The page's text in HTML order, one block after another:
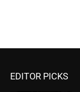
EDITOR PICKS